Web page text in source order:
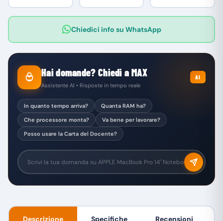
Chiedici info su WhatsApp
Hai domande? Chiedi a MAX
Assistente AI • Risposte in tempo reale
AI
In quanto tempo arriva?
Quanta RAM ha?
Che processore monta?
Va bene per lavorare?
Posso usare la Carta del Docente?
Descrizione Specifiche Recensioni